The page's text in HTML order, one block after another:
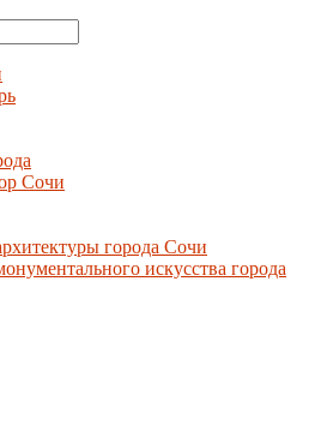
Сочи
города Сочи
искусства города